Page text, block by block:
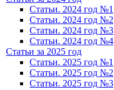
Статьи. 2024 год №1
Статьи. 2024 год №2
Статьи. 2024 год №3
Статьи. 2024 год №4
Статьи за 2025 год
Статьи. 2025 год №1
Статьи. 2025 год №2
Статьи. 2025 год №3